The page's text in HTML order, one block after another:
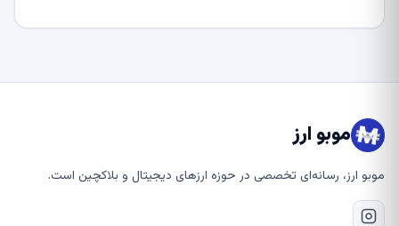
موبو ارز
موبو ارز، رسانه‌ای تخصصی در حوزه ارزهای دیجیتال و بلاکچین است.